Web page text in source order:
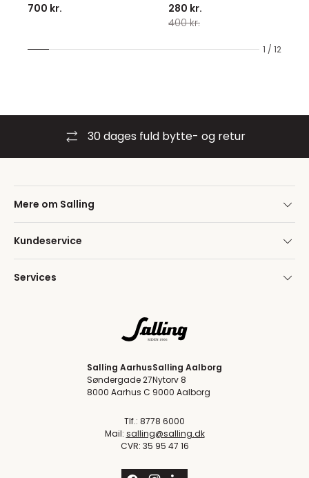
1 / 12
700 kr.
280 kr.
400 kr.
30 dages fuld bytte- og retur
Mere om Salling
Kundeservice
Services
Salling Aarhus
Søndergade 27
8000 Aarhus C
Salling Aalborg
Nytorv 8
9000 Aalborg
Tlf.: 8778 6000
Mail: salling@salling.dk
CVR: 35 95 47 16